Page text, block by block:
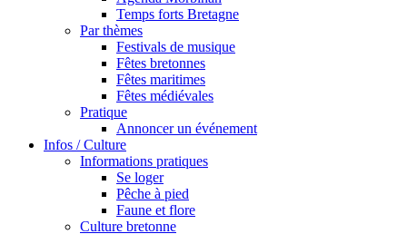
Temps forts Bretagne
Par thèmes
Festivals de musique
Fêtes bretonnes
Fêtes maritimes
Fêtes médiévales
Pratique
Annoncer un événement
Infos / Culture
Informations pratiques
Se loger
Pêche à pied
Faune et flore
Culture bretonne